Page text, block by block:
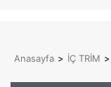
Anasayfa > İÇ TRİM >